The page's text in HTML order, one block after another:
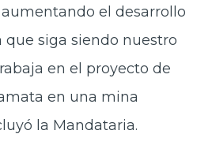
el desarrollo
que siga siendo nuestro
en el proyecto de
en una mina
la Mandataria.